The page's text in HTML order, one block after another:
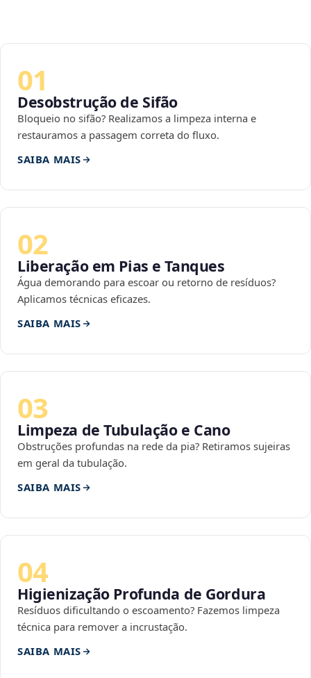
01
Desobstrução de Sifão
Bloqueio no sifão? Realizamos a limpeza interna e
restauramos a passagem correta do fluxo.
SAIBA MAIS
02
Liberação em Pias e Tanques
Água demorando para escoar ou retorno de resíduos?
Aplicamos técnicas eficazes.
SAIBA MAIS
03
Limpeza de Tubulação e Cano
Obstruções profundas na rede da pia? Retiramos sujeiras
em geral da tubulação.
SAIBA MAIS
04
Higienização Profunda de Gordura
Resíduos dificultando o escoamento? Fazemos limpeza
técnica para remover a incrustação.
SAIBA MAIS